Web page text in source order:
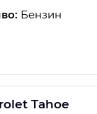
Бензин
Tahoe